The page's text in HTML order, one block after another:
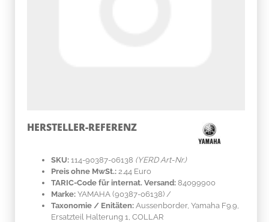
HERSTELLER-REFERENZ
SKU: 114-90387-06138 (YERD Art-Nr.)
Preis ohne MwSt.: 2.44 Euro
TARIC-Code für internat. Versand: 84099900
Marke: YAMAHA (90387-06138) /
Taxonomie / Enitäten: Aussenborder, Yamaha F9.9,
Ersatzteil Halterung 1, COLLAR